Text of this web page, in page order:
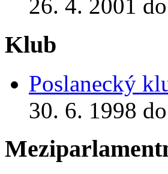
26. 4. 2001
Klub
Poslanecký
30. 6. 1998